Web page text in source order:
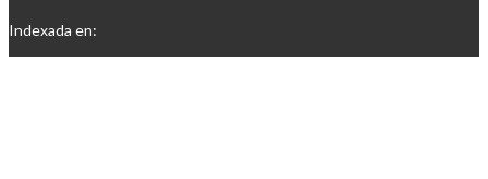
Indexada en: